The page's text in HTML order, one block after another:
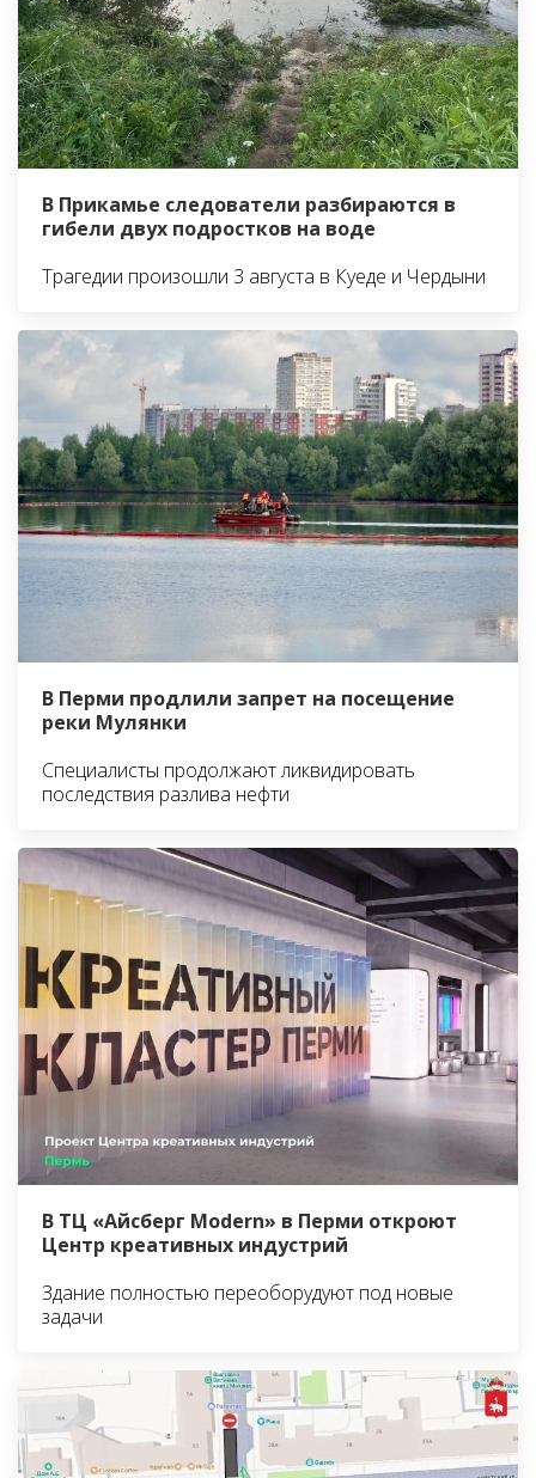
В Прикамье следователи разбираются в
гибели двух подростков на воде
Трагедии произошли 3 августа в Куеде и Чердыни
В Перми продлили запрет на посещение
реки Мулянки
Специалисты продолжают ликвидировать
последствия разлива нефти
В ТЦ «Айсберг Modern» в Перми откроют
Центр креативных индустрий
Здание полностью переоборудуют под новые
задачи